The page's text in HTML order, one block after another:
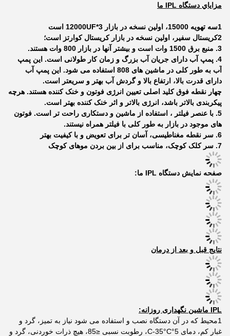
مزاياي دستگاه IPL ما
1سه تهویه 15000، اولین نسخه در بازار 3*12000UF است
2کریستال سفیر، اولین نسخه در بازار کریستال کوارتز است؛
3. منبع برق 1500 وات است و بیشتر آنها در بازار 800 وات هستند.
4. پمپ آب دارای جریان آب بزرگ و زمان کار طولانی است. این پمپ
آب به طور کلی در ماشین های 808 استفاده می شود. این پمپ آب
دارای قدرت بالا، ارتفاع بالا و گردش آب بهتر و سریعتر است.
چهار نقطه فوق کلید اصلی تعیین انرژی فوتون و خنک کننده هستند. هرچه
پیکربندی بالاتر باشد، انرژی بالاتر و اثر خنک کننده بهتر است.
5. با عنصر فیلتر ، استفاده از ماشین و دستکاری راحت تر است. فوتون
های موجود در بازار به طور کلی با فیلتر همراه نیستند.
6. سر نقطه مغناطیسی، آسان تر برای تعویض و با کیفیت بهتر
7. سر کلک کوچک، مناسب برای از بین بردن موهای کوچک
صفحه نمایش دستگاه IPL ما:
نتایج قبل و بعد از درمان
IPL ماشین نگهداری روزانه:
1محیط که در آن دستگاه نصب و استفاده می شود نیاز به تمیز، گرد و
غبار کم، دمای 5°C-35°C، رطوبت نسبی ≤85، هیچ ذرات خوردنی، گرد و